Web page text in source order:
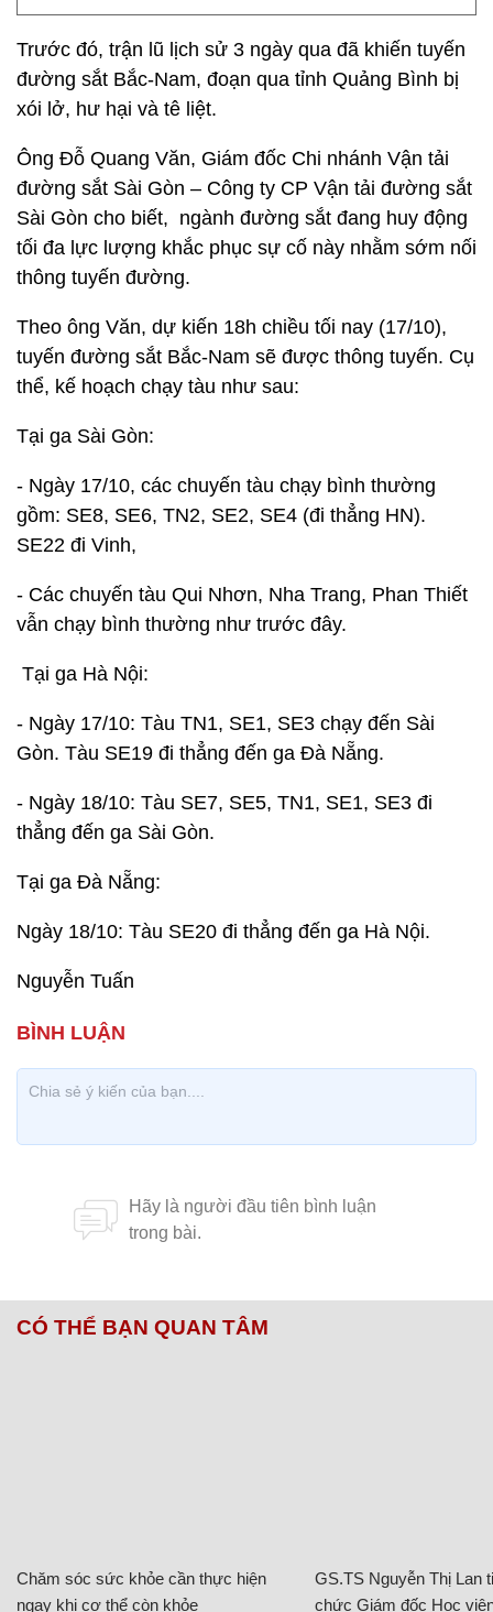
Trước đó, trận lũ lịch sử 3 ngày qua đã khiến tuyến
đường sắt Bắc-Nam, đoạn qua tỉnh Quảng Bình bị
xói lở, hư hại và tê liệt.
Ông Đỗ Quang Văn, Giám đốc Chi nhánh Vận tải
đường sắt Sài Gòn – Công ty CP Vận tải đường sắt
Sài Gòn cho biết, ngành đường sắt đang huy động
tối đa lực lượng khắc phục sự cố này nhằm sớm nối
thông tuyến đường.
Theo ông Văn, dự kiến 18h chiều tối nay (17/10),
tuyến đường sắt Bắc-Nam sẽ được thông tuyến. Cụ
thể, kế hoạch chạy tàu như sau:
Tại ga Sài Gòn:
- Ngày 17/10, các chuyến tàu chạy bình thường
gồm: SE8, SE6, TN2, SE2, SE4 (đi thẳng HN).
SE22 đi Vinh,
- Các chuyến tàu Qui Nhơn, Nha Trang, Phan Thiết
vẫn chạy bình thường như trước đây.
Tại ga Hà Nội:
- Ngày 17/10: Tàu TN1, SE1, SE3 chạy đến Sài
Gòn. Tàu SE19 đi thẳng đến ga Đà Nẵng.
- Ngày 18/10: Tàu SE7, SE5, TN1, SE1, SE3 đi
thẳng đến ga Sài Gòn.
Tại ga Đà Nẵng:
Ngày 18/10: Tàu SE20 đi thẳng đến ga Hà Nội.
Nguyễn Tuấn
CÓ THỂ BẠN QUAN TÂM
Chăm sóc sức khỏe cần thực hiện
ngay khi cơ thể còn khỏe
GS.TS Nguyễn Thị Lan
chức Giám đốc Học